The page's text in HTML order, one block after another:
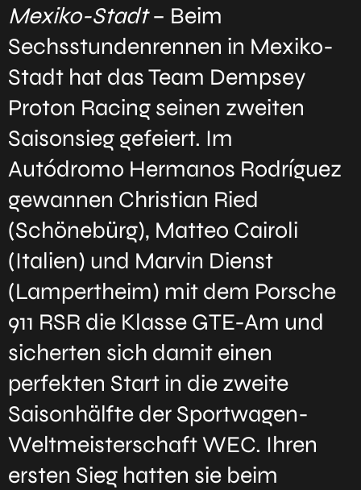
Mexiko-Stadt– Beim
Sechsstundenrennen in Mexiko-
Stadt hat das Team Dempsey
Proton Racing seinen zweiten
Saisonsieg gefeiert. Im
Autódromo Hermanos Rodríguez
gewannen Christian Ried
(Schönebürg), Matteo Cairoli
(Italien) und Marvin Dienst
(Lampertheim) mit dem Porsche
911 RSR die Klasse GTE-Am und
sicherten sich damit einen
perfekten Start in die zweite
Saisonhälfte der Sportwagen-
Weltmeisterschaft WEC. Ihren
ersten Sieg hatten sie beim